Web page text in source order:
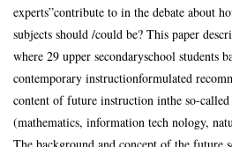
experts”contribute to in the debate about
subjects should /could be? This paper
where 29 upper secondaryschool students
contemporary instructionformulated
content of future instruction inthe so-
(mathematics, information tech nology,